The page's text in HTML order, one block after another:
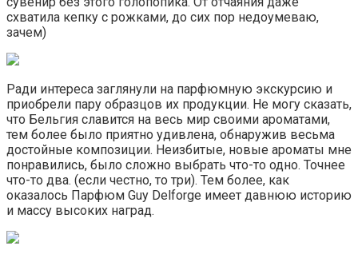
схватила кепку с рожками, до сих пор недоумеваю,
зачем)
Ради интереса заглянули на парфюмную экскурсию и
приобрели пару образцов их продукции. Не могу сказать,
что Бельгия славится на весь мир своими ароматами,
тем более было приятно удивлена, обнаружив весьма
достойные композиции. Неизбитые, новые ароматы мне
понравились, было сложно выбрать что-то одно. Точнее
что-то два. (если честно, то три). Тем более, как
оказалось Парфюм Guy Delforge имеет давнюю историю
и массу высоких наград.